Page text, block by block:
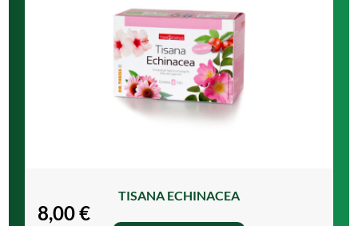
TISANA ECHINACEA
8,00€